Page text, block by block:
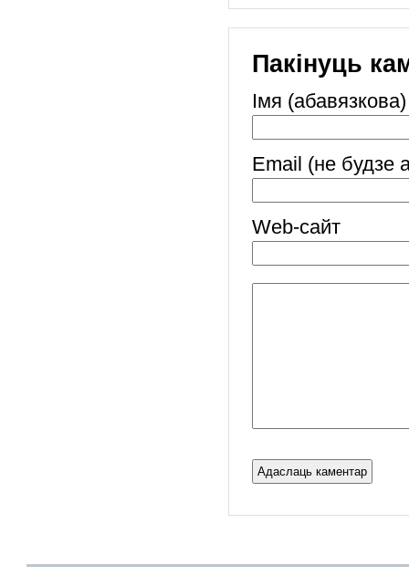
Пакінуць
Імя (абавязкова)
Email (не будзе
Web-cайт